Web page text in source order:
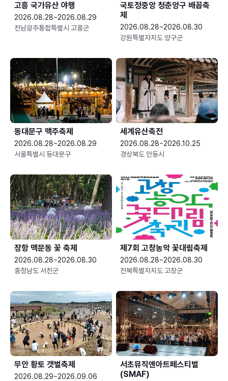
고흥 국가유산 야행
2026.08.28~2026.08.29
전남광주통합특별시 고흥군
국토정중앙 청춘양구 배꼽축
제
2026.08.28~2026.08.30
강원특별자치도 양구군
동대문구 맥주축제
2026.08.28~2026.08.29
서울특별시 동대문구
세계유산축전
2026.08.28~2026.10.25
경상북도 안동시
장항 맥문동 꽃 축제
2026.08.28~2026.08.30
충청남도 서천군
제7회 고창농악 꽃대림축제
2026.08.28~2026.08.30
전북특별자치도 고창군
무안 황토 갯벌축제
2026.08.29~2026.09.06
서초뮤직앤아트페스티벌
(SMAF)